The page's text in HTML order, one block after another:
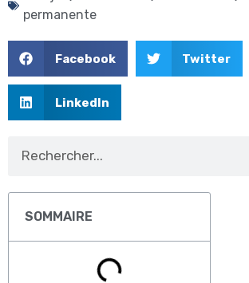
permanente
Facebook Twitter
LinkedIn
SOMMAIRE